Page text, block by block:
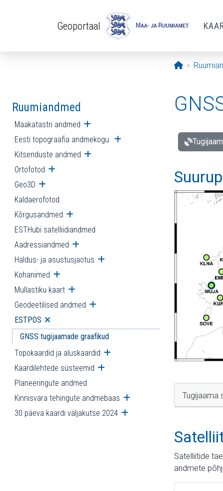
Geoportaal
Avaleht
Ruumiandmed
Maakatastri andmed Ava alammenüü
Eesti topograafia andmekogu Ava alammenüü
Kitsenduste andmed Ava alammenüü
Ortofotod Ava alammenüü
Geo3D Ava alammenüü
Kaldaerofotod
Kõrgusandmed Ava alammenüü
ESTHubi satelliidiandmed
Aadressiandmed Ava alammenüü
Haldus- ja asustusjaotus Ava alammenüü
Kohanimed Ava alammenüü
Mullastiku kaart Ava alammenüü
Geodeetilised andmed Ava alammenüü
ESTPOS Ava alammenüü
GNSS tugijaamade graafikud
Topokaardid ja aluskaardid Ava alammenüü
Kaardilehtede süsteemid Ava alammenüü
Planeeringute andmed
Kinnisvara tehingute andmebaas Ava alammenüü
30 päeva kaardi väljakutse 2024 Ava alammenüü
Tugijaama
Satelliitide
andmete